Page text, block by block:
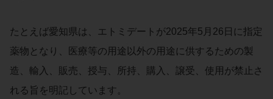
たとえば愛知県は、エトミデートが2025年5月26日に指定
薬物となり、医療等の用途以外の用途に供するための製
造、輸入、販売、授与、所持、購入、譲受、使用が禁止さ
れる旨を明記しています。